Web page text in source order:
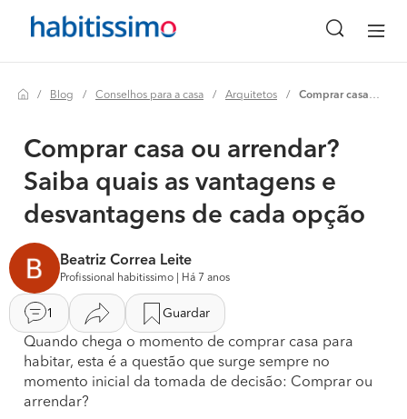
Blog Conselhos para a casa Arquitetos Comprar casa ou arrendar? saiba quais as vantagens e desvantagens de cada opção
Comprar casa ou arrendar?
Saiba quais as vantagens e
desvantagens de cada opção
Beatriz Correa Leite
Profissional habitissimo | Há 7 anos
1 Guardar
Quando chega o momento de comprar casa para
habitar, esta é a questão que surge sempre no
momento inicial da tomada de decisão: Comprar ou
arrendar?